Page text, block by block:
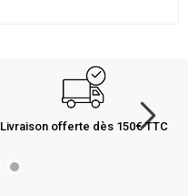
Livraison offerte dès 150€ TTC